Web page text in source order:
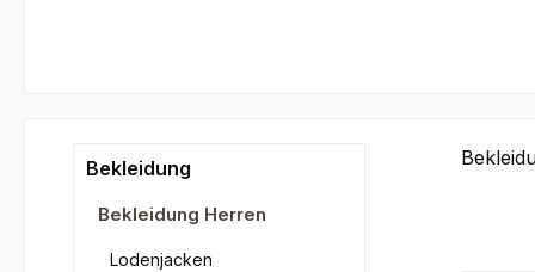
Bekleidung
Bekleidung Herren
Lodenjacken